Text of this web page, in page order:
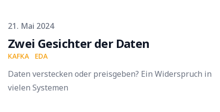
Published on
21. Mai 2024
Zwei Gesichter der Daten
KAFKA EDA
Daten verstecken oder preisgeben? Ein Widerspruch in
vielen Systemen